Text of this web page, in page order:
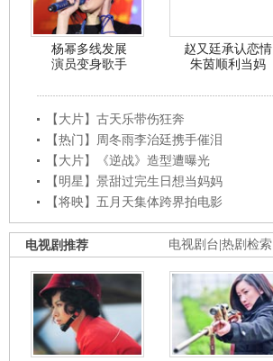
杨幂多线发展
演员变身歌手
赵又廷承认恋情
朱茵顺利当妈
【大片】古天乐带伤狂奔
【热门】周冬雨李治廷携手催泪
【大片】《逆战》造型遭曝光
【明星】景甜过完生日想当妈妈
【将映】五月天集体跨界拍电影
电视剧台 热剧检索
电视剧推荐